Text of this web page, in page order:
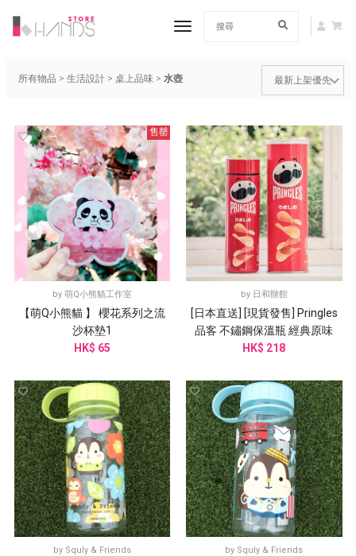
toggle navigation
所有物品 > 生活設計> 桌上品味> 水壺
售罄
by 萌Q小熊貓工作室
【萌Q小熊貓 】 櫻花系列之流
沙杯墊1
HK$ 65
by 日和辦館
[日本直送] [現貨發售] Pringles
品客 不鏽鋼保溫瓶 經典原味
HK$ 218
by Squly & Friends by Squly & Friends